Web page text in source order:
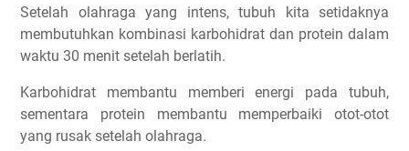
Setelah olahraga yang intens, tubuh kita setidaknya
membutuhkan kombinasi karbohidrat dan protein dalam
waktu 30 menit setelah berlatih.
Karbohidrat membantu memberi energi pada tubuh,
sementara protein membantu memperbaiki otot-otot
yang rusak setelah olahraga.